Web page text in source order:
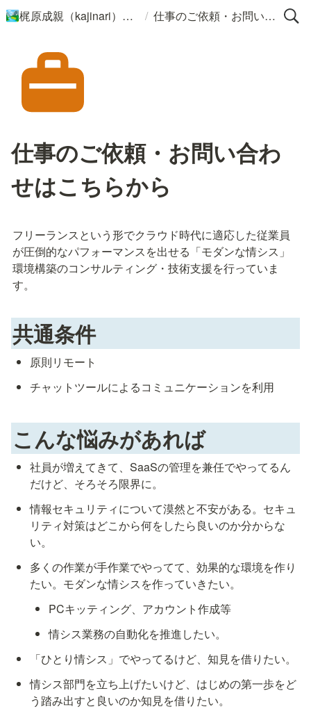
🏞️ 梶原成親（kajinari）のポートフォリオ / 仕事のご依頼・お問い合わせはこちらから
仕事のご依頼・お問い合わ
せはこちらから
フリーランスという形でクラウド時代に適応した従業員
が圧倒的なパフォーマンスを出せる「モダンな情シス」
環境構築のコンサルティング・技術支援を行っていま
す。
共通条件
原則リモート
チャットツールによるコミュニケーションを利用
こんな悩みがあれば
社員が増えてきて、SaaSの管理を兼任でやってるん
だけど、そろそろ限界に。
情報セキュリティについて漠然と不安がある。セキュ
リティ対策はどこから何をしたら良いのか分からな
い。
多くの作業が手作業でやってて、効果的な環境を作り
たい。モダンな情シスを作っていきたい。
PCキッティング、アカウント作成等
情シス業務の自動化を推進したい。
「ひとり情シス」でやってるけど、知見を借りたい。
情シス部門を立ち上げたいけど、はじめの第一歩をど
う踏み出すと良いのか知見を借りたい。